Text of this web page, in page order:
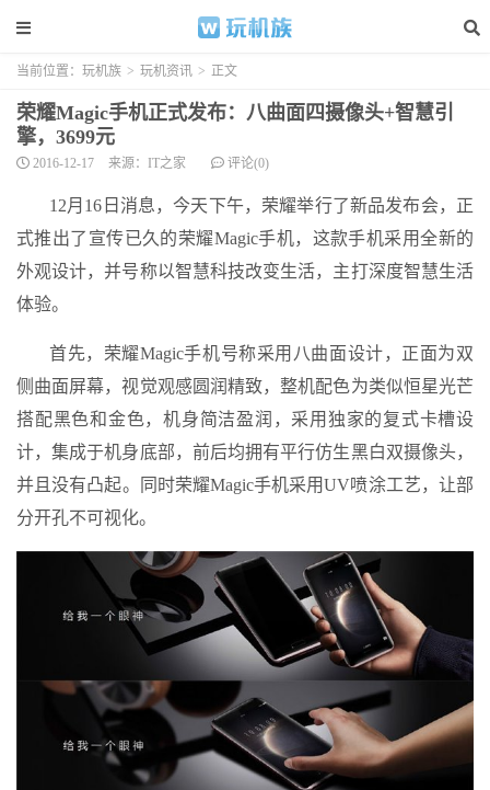
当前位置： 玩机族 > 玩机资讯 > 正文
荣耀Magic手机正式发布：八曲面四摄像头+智慧引
擎，3699元
2016-12-17 来源：IT之家 评论(0)
12月16日消息，今天下午，荣耀举行了新品发布会，正
式推出了宣传已久的荣耀Magic手机，这款手机采用全新的
外观设计，并号称以智慧科技改变生活，主打深度智慧生活
体验。
首先，荣耀Magic手机号称采用八曲面设计，正面为双
侧曲面屏幕，视觉观感圆润精致，整机配色为类似恒星光芒
搭配黑色和金色，机身简洁盈润，采用独家的复式卡槽设
计，集成于机身底部，前后均拥有平行仿生黑白双摄像头，
并且没有凸起。同时荣耀Magic手机采用UV喷涂工艺，让部
分开孔不可视化。